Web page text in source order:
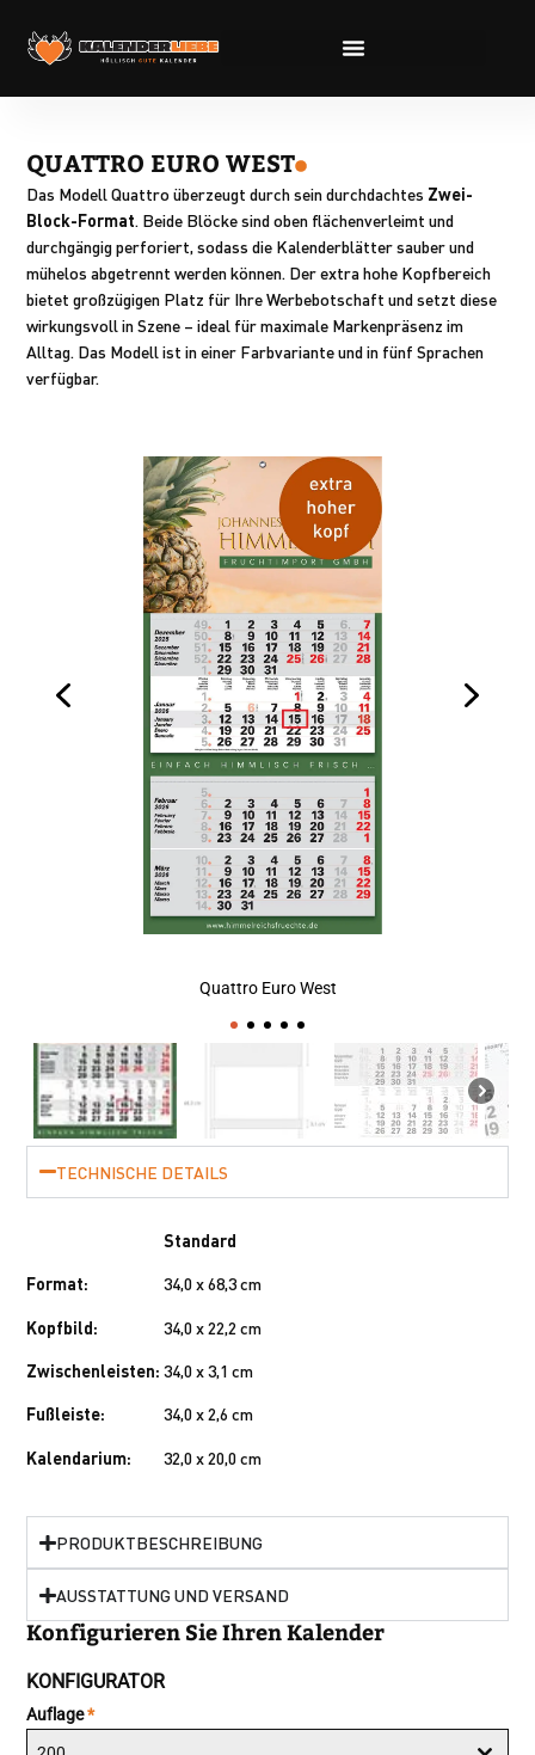
QUATTRO EURO WEST
Das Modell Quattro überzeugt durch sein durchdachtes Zwei-
Block-Format. Beide Blöcke sind oben flächenverleimt und
durchgängig perforiert, sodass die Kalenderblätter sauber und
mühelos abgetrennt werden können. Der extra hohe Kopfbereich
bietet großzügigen Platz für Ihre Werbebotschaft und setzt diese
wirkungsvoll in Szene – ideal für maximale Markenpräsenz im
Alltag. Das Modell ist in einer Farbvariante und in fünf Sprachen
verfügbar.
Quattro Euro West
TECHNISCHE DETAILS
Format:
Kopfbild:
Zwischenleisten:
Fußleiste:
Kalendarium:
Standard
34,0 x 68,3 cm
34,0 x 22,2 cm
34,0 x 3,1 cm
34,0 x 2,6 cm
32,0 x 20,0 cm
PRODUKTBESCHREIBUNG
AUSSTATTUNG UND VERSAND
Konfigurieren Sie Ihren Kalender
KONFIGURATOR
Auflage*